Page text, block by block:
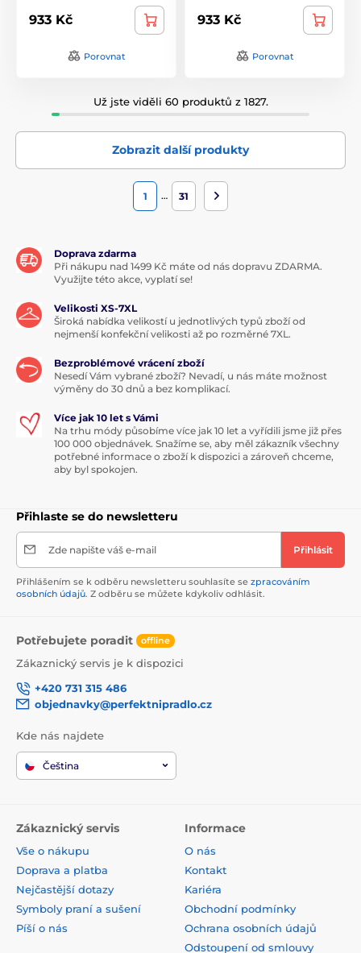
933 Kč
Porovnat
933 Kč
Porovnat
Už jste viděli 60 produktů z 1827.
Zobrazit další produkty
1 … 31
Doprava zdarma
Při nákupu nad 1499 Kč máte od nás dopravu ZDARMA.
Využijte této akce, vyplatí se!
Velikosti XS-7XL
Široká nabídka velikostí u jednotlivých typů zboží od
nejmenší konfekční velikosti až po rozměrné 7XL.
Bezproblémové vrácení zboží
Nesedí Vám vybrané zboží? Nevadí, u nás máte možnost
výměny do 30 dnů a bez komplikací.
Více jak 10 let s Vámi
Na trhu módy působíme více jak 10 let a vyřídili jsme již přes
100 000 objednávek. Snažíme se, aby měl zákazník všechny
potřebné informace o zboží k dispozici a zároveň chceme,
aby byl spokojen.
Přihlaste se do newsletteru
Zde napište váš e-mail Přihlásit
Přihlášením se k odběru newsletteru souhlasíte se zpracováním
osobních údajů. Z odběru se můžete kdykoliv odhlásit.
Potřebujete poradit offline
Zákaznický servis je k dispozici
+420 731 315 486
objednavky@perfektnipradlo.cz
Kde nás najdete
Čeština
Zákaznický servis
Vše o nákupu
Doprava a platba
Nejčastější dotazy
Symboly praní a sušení
Píší o nás
Informace
O nás
Kontakt
Kariéra
Obchodní podmínky
Ochrana osobních údajů
Odstoupení od smlouvy